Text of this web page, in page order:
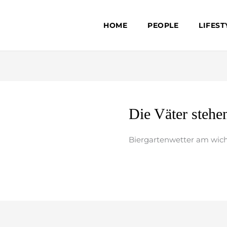
HOME PEOPLE
Die Väter
Biergartenwetter am
Die
stehen